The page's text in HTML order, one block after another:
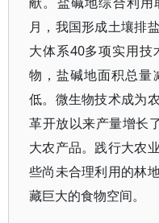
月，我国形成土壤排
大体系40多项实用
物，盐碱地面积总量
低。微生物技术成为
革开放以来产量增长
大农产品。践行大农
些尚未合理利用的林
藏巨大的食物空间。